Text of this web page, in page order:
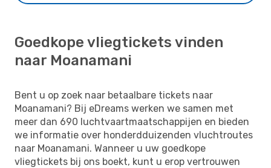
Goedkope vliegtickets vinden
naar Moanamani
Bent u op zoek naar betaalbare tickets naar
Moanamani? Bij eDreams werken we samen met
meer dan 690 luchtvaartmaatschappijen en bieden
we informatie over honderdduizenden vluchtroutes
naar Moanamani. Wanneer u uw goedkope
vliegtickets bij ons boekt, kunt u erop vertrouwen